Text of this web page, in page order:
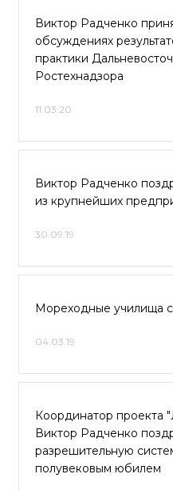
Виктор Радченко
обсуждениях
практики
Ростехнадзора
11.03.20
Виктор Радченко
из крупнейших
30.09.19
Мореходные училища
04.03.19
Координатор проекта
Виктор Радченко
разрешительную
полувековым юбилем